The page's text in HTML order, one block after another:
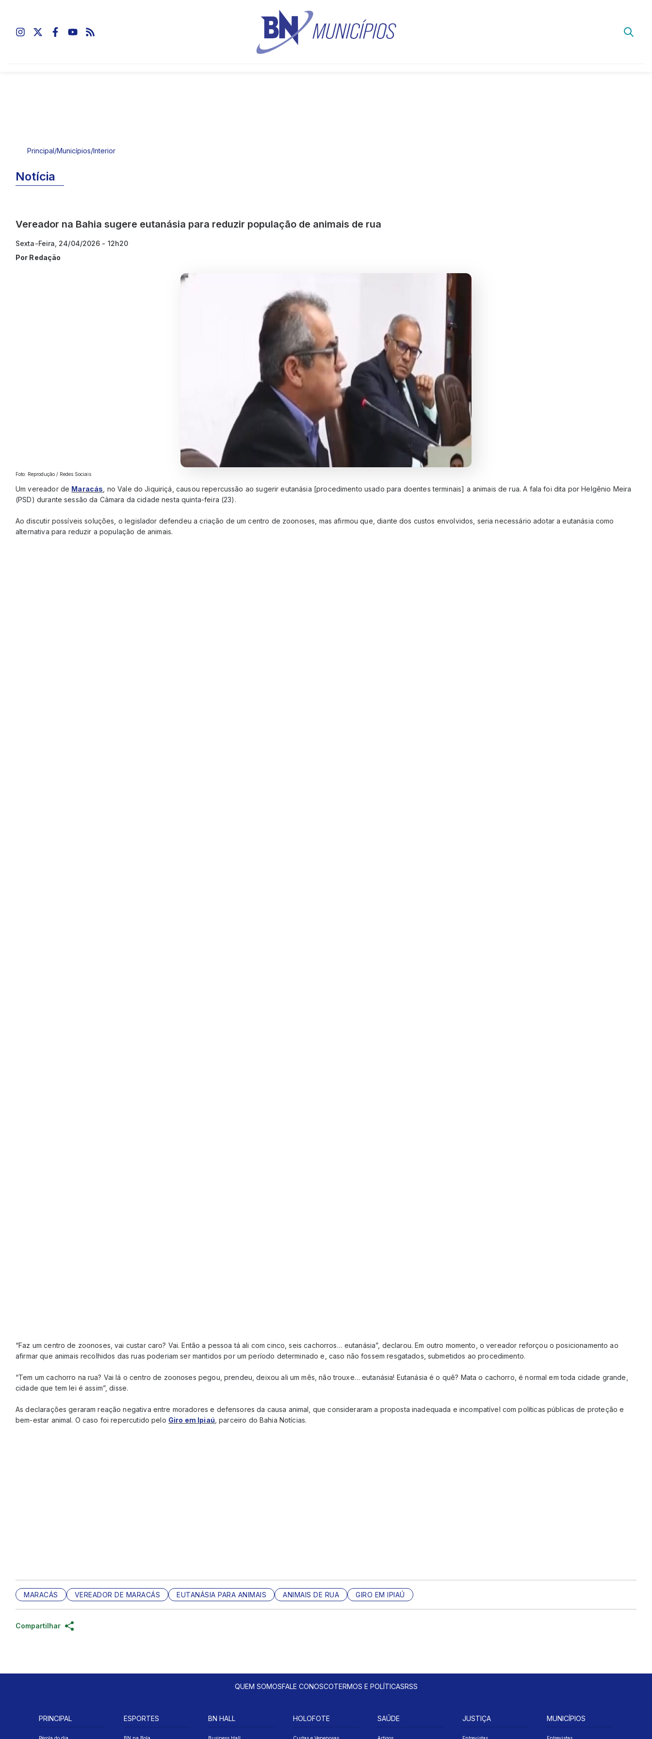
Principal/Municípios/Interior
Notícia
Vereador na Bahia sugere eutanásia para reduzir população de animais de rua
Sexta-Feira, 24/04/2026 - 12h20
Por Redação
Foto: Reprodução / Redes Sociais
Um vereador de Maracás , no Vale do Jiquiriçá, causou repercussão ao sugerir eutanásia [procedimento usado para doentes terminais] a animais de rua. A fala foi dita por Helgênio Meira
(PSD) durante sessão da Câmara da cidade nesta quinta-feira (23).
Ao discutir possíveis soluções, o legislador defendeu a criação de um centro de zoonoses, mas afirmou que, diante dos custos envolvidos, seria necessário adotar a eutanásia como
alternativa para reduzir a população de animais.
“Faz um centro de zoonoses, vai custar caro? Vai. Então a pessoa tá ali com cinco, seis cachorros… eutanásia”, declarou. Em outro momento, o vereador reforçou o posicionamento ao
afirmar que animais recolhidos das ruas poderiam ser mantidos por um período determinado e, caso não fossem resgatados, submetidos ao procedimento.
“Tem um cachorro na rua? Vai lá o centro de zoonoses pegou, prendeu, deixou ali um mês, não trouxe… eutanásia! Eutanásia é o quê? Mata o cachorro, é normal em toda cidade grande,
cidade que tem lei é assim”, disse.
As declarações geraram reação negativa entre moradores e defensores da causa animal, que consideraram a proposta inadequada e incompatível com políticas públicas de proteção e
bem-estar animal. O caso foi repercutido pelo Giro em Ipiaú , parceiro do Bahia Notícias.
MARACÁS VEREADOR DE MARACÁS EUTANÁSIA PARA ANIMAIS ANIMAIS DE RUA GIRO EM IPIAÚ
Compartilhar
QUEM SOMOSFALE CONOSCOTERMOS E POLÍTICASRSS
PRINCIPAL ESPORTES BN HALL HOLOFOTE SAÚDE JUSTIÇA MUNICÍPIOS